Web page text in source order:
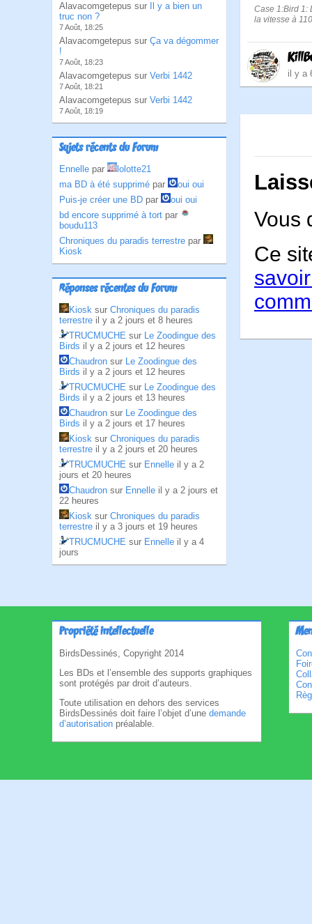
Alavacomgetepus sur
Il y a bien un
truc non ?
7 Août, 18:25
Alavacomgetepus sur Ça va dégommer
!
7 Août, 18:23
Alavacomgetepus sur Verbi 1442
7 Août, 18:21
Alavacomgetepus sur Verbi 1442
7 Août, 18:19
Sujets récents du Forum
Ennelle par
lolotte21
ma BD à été supprimé par
oui oui
Puis-je créer une BD par
oui oui
bd encore supprimé à tort par
boudu113
Chroniques du paradis terrestre par
Kiosk
Réponses récentes du Forum
Kiosk sur Chroniques du paradis
terrestre il y a 2 jours et 8 heures
TRUCMUCHE sur Le Zoodingue des
Birds il y a 2 jours et 12 heures
Chaudron sur Le Zoodingue des
Birds il y a 2 jours et 12 heures
TRUCMUCHE sur Le Zoodingue des
Birds il y a 2 jours et 13 heures
Chaudron sur Le Zoodingue des
Birds il y a 2 jours et 17 heures
Kiosk sur Chroniques du paradis
terrestre il y a 2 jours et 20 heures
TRUCMUCHE sur Ennelle il y a 2
jours et 20 heures
Chaudron sur Ennelle il y a 2 jours et
22 heures
Kiosk sur Chroniques du paradis
terrestre il y a 3 jours et 19 heures
TRUCMUCHE sur Ennelle il y a 4
jours
Case 1:Bird 1:
la vitesse à
il y a
Vous
Ce
Propriété intellectuelle
BirdsDessinés, Copyright 2014
Les BDs et l’ensemble des supports graphiques
sont protégés par droit d’auteurs.
Toute utilisation en dehors des services
BirdsDessinés doit faire l’objet d’une demande
d’autorisation préalable.